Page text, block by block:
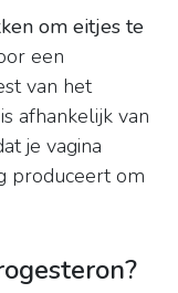
om eitjes te
een
van het
afhankelijk van
je vagina
produceert om